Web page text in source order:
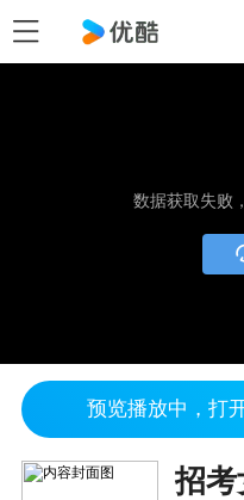
数据获取失败
预览播放中，打
招